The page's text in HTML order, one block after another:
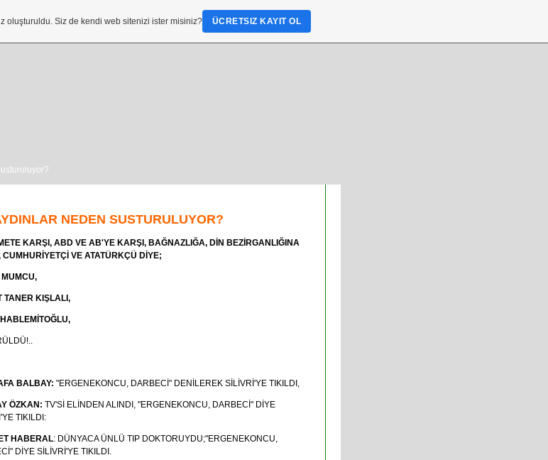
NEDEN SUSTURULUYOR?
KARŞI, ABD VE AB'YE KARŞI, BAĞNAZLIĞA, DİN BEZİRGANLIĞINA
CUMHURİYETÇİ VE ATATÜRKÇÜ DİYE;
TANER KIŞLALI,
BALBAY: "ERGENEKONCU, DARBECİ" DENİLEREK SİLİVRİ'YE TIKILDI,
ÖZKAN: TV'Sİ ELİNDEN ALINDI, "ERGENEKONCU, DARBECİ" DİYE
TIKILDI:
HABERAL: DÜNYACA ÜNLÜ TIP DOKTORUYDU;"ERGENEKONCU,
DİYE SİLİVRİ'YE TIKILDI.
oluşturuldu. Siz de kendi web sitenizi ister misiniz? ÜCRETSIZ KAYIT OL